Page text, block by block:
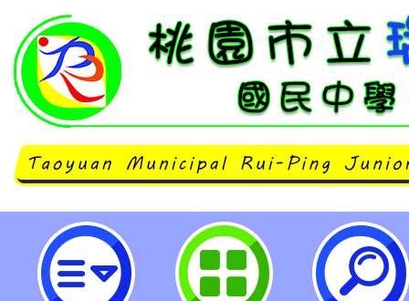
有關桃園市國民教育輔導團性別平
小組辦理112年度防治數位性別暴